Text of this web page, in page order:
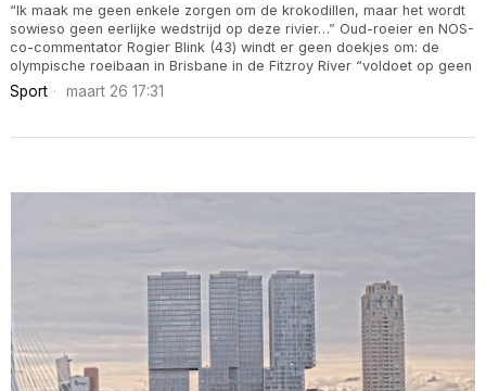
“Ik maak me geen enkele zorgen om de krokodillen, maar het wordt
sowieso geen eerlijke wedstrijd op deze rivier…” Oud-roeier en NOS-
co-commentator Rogier Blink (43) windt er geen doekjes om: de
olympische roeibaan in Brisbane in de Fitzroy River “voldoet op geen
Sport maart 26 17:31